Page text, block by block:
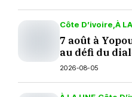
Côte D’ivoire À
7 août à
au défi du
2026-08-05